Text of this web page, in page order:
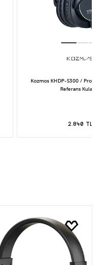
Kozmos KHDP-S300 /
Referans Kulaklık
2.840 TL